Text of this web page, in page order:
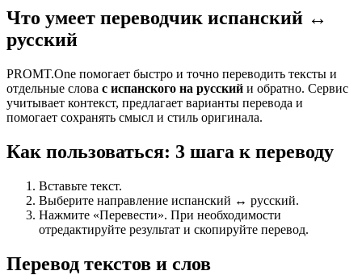
Что умеет переводчик испанский ↔
русский
PROMT.One помогает быстро и точно переводить тексты и
отдельные слова с испанского на русский и обратно. Сервис
учитывает контекст, предлагает варианты перевода и
помогает сохранять смысл и стиль оригинала.
Как пользоваться: 3 шага к переводу
Вставьте текст.
Выберите направление испанский ↔ русский.
Нажмите «Перевести». При необходимости
отредактируйте результат и скопируйте перевод.
Перевод текстов и слов